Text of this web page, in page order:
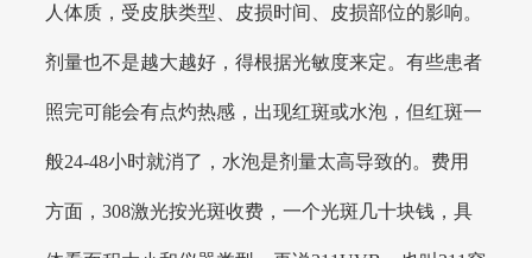
人体质，受皮肤类型、皮损时间、皮损部位的影响。
剂量也不是越大越好，得根据光敏度来定。有些患者
照完可能会有点灼热感，出现红斑或水泡，但红斑一
般24-48小时就消了，水泡是剂量太高导致的。费用
方面，308激光按光斑收费，一个光斑几十块钱，具